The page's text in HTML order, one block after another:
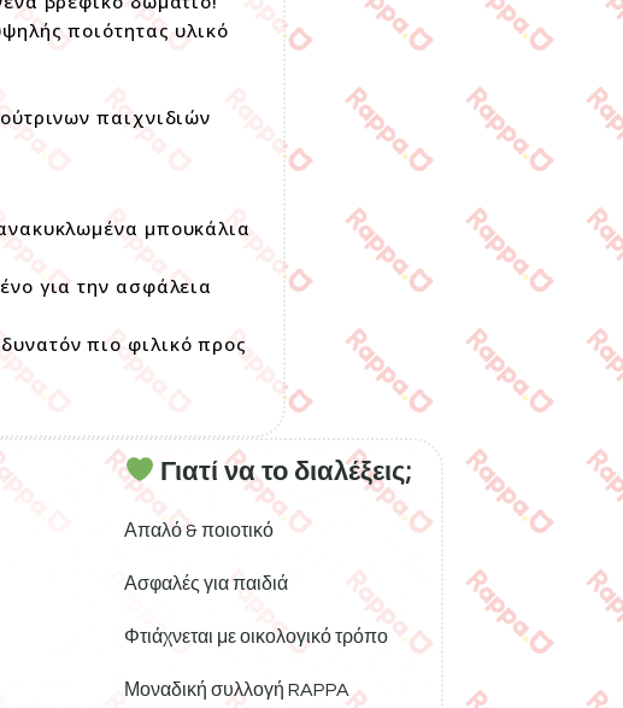
ποιότητας υλικό
παιχνιδιών
μπουκάλια
για την ασφάλεια
πιο φιλικό προς
Γιατί να το διαλέξεις;
Απαλό & ποιοτικό
Ασφαλές για παιδιά
Φτιάχνεται με οικολογικό τρόπο
Μοναδική συλλογή RAPPA